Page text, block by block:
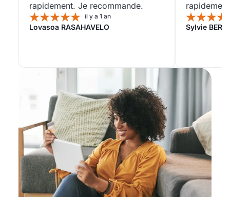
rapidement. Je recommande.
il y a 1 an
Lovasoa RASAHAVELO Sylvie